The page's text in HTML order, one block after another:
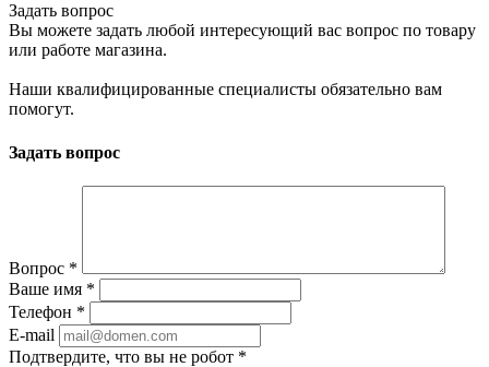
Задать вопрос
Вы можете задать любой интересующий вас вопрос по товару
или работе магазина.
Наши квалифицированные специалисты обязательно вам
помогут.
Задать вопрос
Вопрос *
Ваше имя *
Телефон *
E-mail
Подтвердите, что вы не робот *